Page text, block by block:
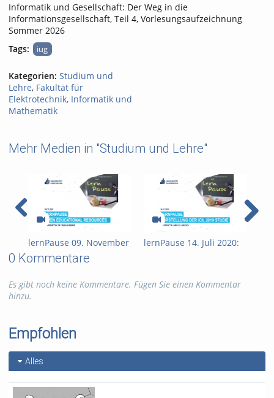
Informatik und Gesellschaft: Der Weg in die
Informationsgesellschaft, Teil 4, Vorlesungsaufzeichnung
Sommer 2026
Tags:
iug
Kategorien: Studium und
Lehre, Fakultät für
Elektrotechnik, Informatik und
Mathematik
Mehr Medien in "Studium und Lehre"
lernPause 09. November
2021: Open Educational
Resources (OER)
lernPause 14. Juli 2020:
Schülerinnen und
0 Kommentare
Es gibt noch keine Kommentare. Fügen Sie einen Kommentar
hinzu.
Empfohlen
Alles